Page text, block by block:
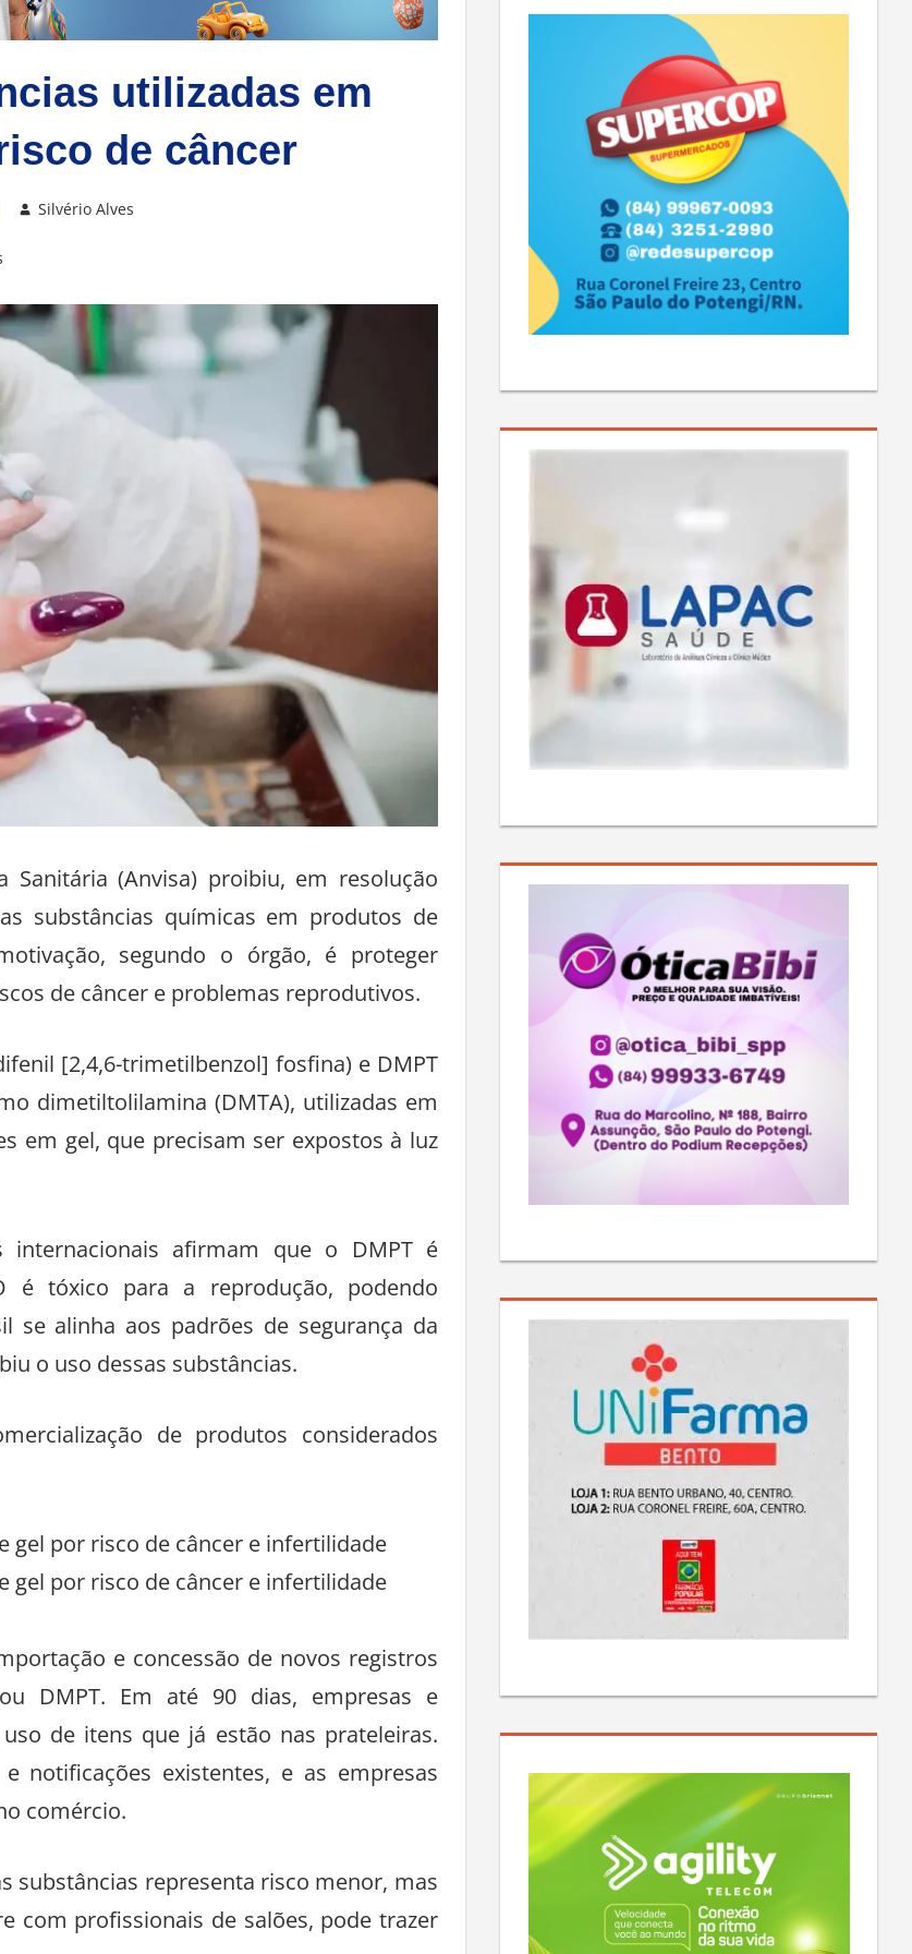
utilizadas em
de câncer
Sanitária (Anvisa) proibiu, em resolução
substâncias químicas em produtos de
segundo o órgão, é proteger
de câncer e problemas reprodutivos.
[2,4,6-trimetilbenzol] fosfina) e DMPT
dimetiltolilamina (DMTA), utilizadas em
em gel, que precisam ser expostos à luz
internacionais afirmam que o DMPT é
é tóxico para a reprodução, podendo
se alinha aos padrões de segurança da
o uso dessas substâncias.
de produtos considerados
gel por risco de câncer e infertilidade
gel por risco de câncer e infertilidade
e concessão de novos registros
DMPT. Em até 90 dias, empresas e
de itens que já estão nas prateleiras.
notificações existentes, e as empresas
comércio.
substâncias representa risco menor, mas
com profissionais de salões, pode trazer